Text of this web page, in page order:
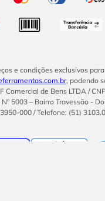
e condições exclusivos
, podendo
Comercial de Bens LTDA /
5003 – Bairro Travessão -
000 / Telefone: (51)